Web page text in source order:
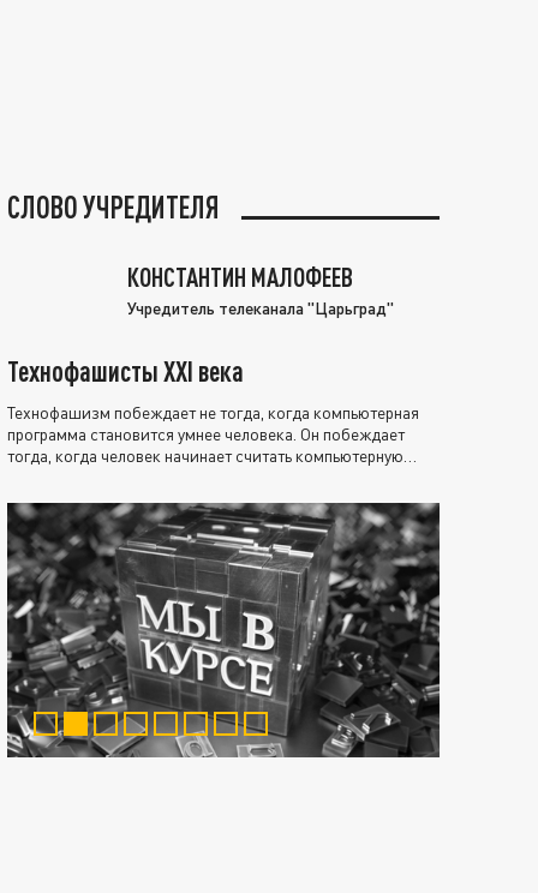
СЛОВО УЧРЕДИТЕЛЯ
КОНСТАНТИН МАЛОФЕЕВ
Учредитель телеканала "Царьград"
Технофашисты XXI века
Технофашизм побеждает не тогда, когда компьютерная
программа становится умнее человека. Он побеждает
тогда, когда человек начинает считать компьютерную